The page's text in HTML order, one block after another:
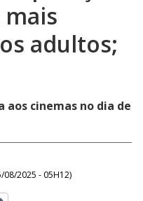
adultos;
aos cinemas no dia de
08/2025 - 05H12)